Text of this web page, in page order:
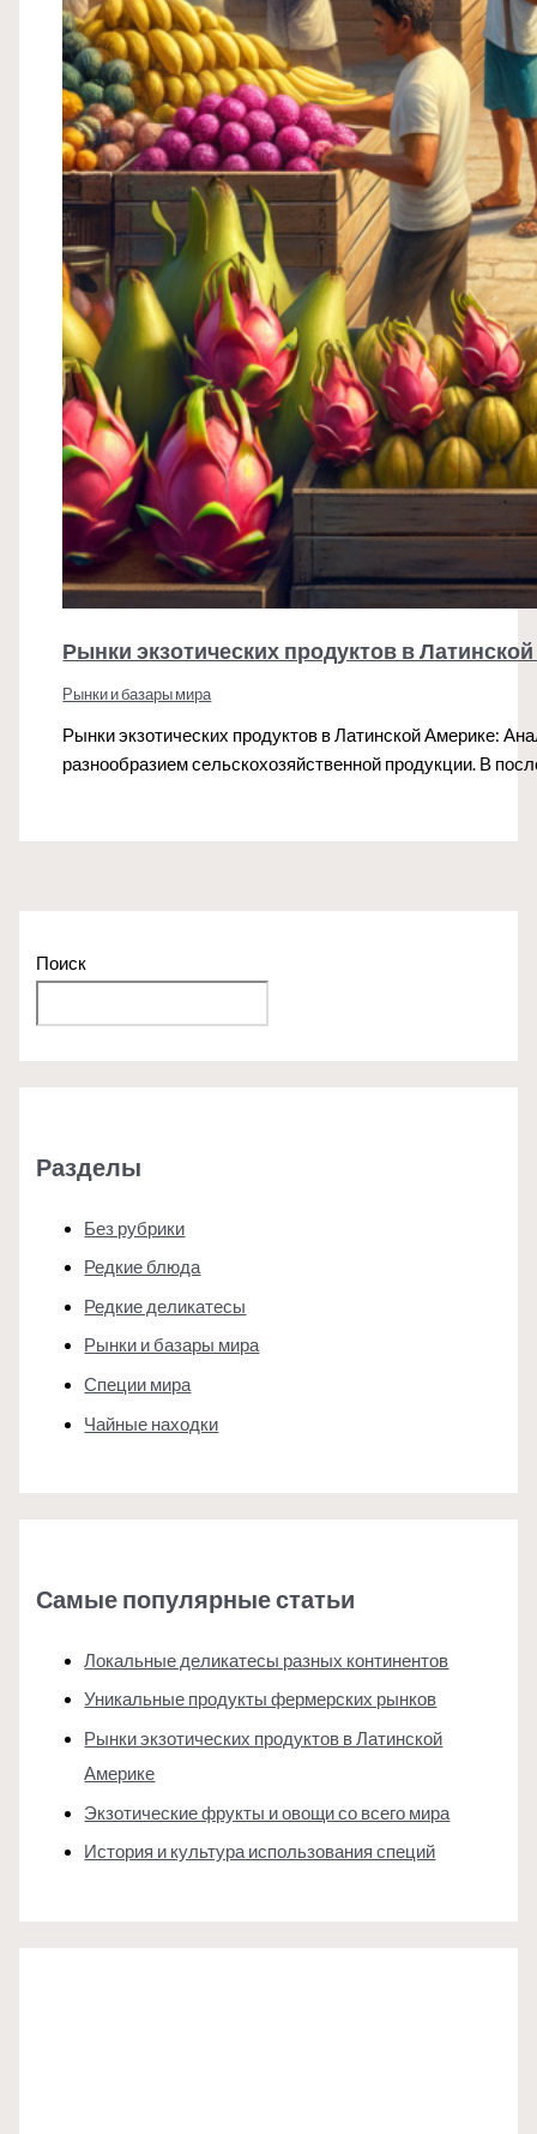
Рынки экзотических продуктов в
Рынки и базары мира
Рынки экзотических продуктов в Латинской Америке:
разнообразием сельскохозяйственной продукции. В
Поиск
Разделы
Без рубрики
Редкие блюда
Редкие деликатесы
Рынки и базары мира
Специи мира
Чайные находки
Самые популярные статьи
Локальные деликатесы разных континентов
Уникальные продукты фермерских рынков
Рынки экзотических продуктов в Латинской
Америке
Экзотические фрукты и овощи со всего мира
История и культура использования специй